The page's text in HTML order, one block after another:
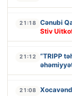
21:18 Cənubi
Stiv
21:12
“TRIPP
21:08